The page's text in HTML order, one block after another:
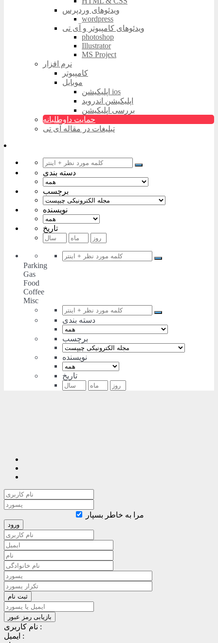
ویدئوهای وردپرس
wordpress
ویدئوهای کامپیوتر و آی تی
photoshop
Illustrator
MS Project
نرم افزار
کامپیوتر
موبایل
اپلیکیشن ios
اپلیکیشن اندروید
بررسی اپلیکیشن
حمایت داوطلبانه
تبلیغات در مقاله آی تی
دسته بندی
برچسب
نویسنده
تاریخ
Parking
Gas
Food
Coffee
Misc
دسته بندی
برچسب
نویسنده
تاریخ
مرا به خاطر بسپار
نام کاربری :
ایمیل :